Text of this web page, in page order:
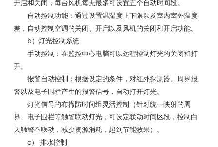
开启和关闭，每台风机每天最多可设置五个自动时间段。
自动控制功能：通过设置温湿度上下限以及室内室外温度
差，自动控制空调的关闭、开启以及风机的关闭和开启功能。
b ）灯光控制系统
手动控制：在监控中心电脑可以远程控制灯光的关闭和打
开。
报警自动控制：根据设定的条件，对红外探测器、周界报
警以及电子围栏产生的报警信号，自动打开灯光。
灯光信号的布撤防时间组灵活控制（针对统一映射的周
界、电子围栏等触警联动灯光，可设定联动时间区段，控制白
天触警不联动，减少资源消耗，起到节能效果）。
c ）
排水控制